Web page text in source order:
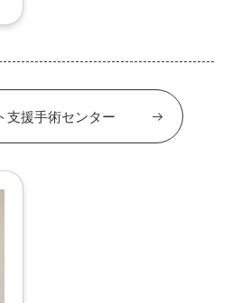
支援手術センター